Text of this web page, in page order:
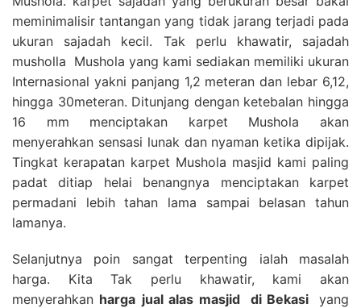
meminimalisir tantangan yang tidak jarang terjadi pada
ukuran sajadah kecil. Tak perlu khawatir, sajadah
musholla Mushola yang kami sediakan memiliki ukuran
Internasional yakni panjang 1,2 meteran dan lebar 6,12,
hingga 30meteran. Ditunjang dengan ketebalan hingga
16 mm menciptakan karpet Mushola akan
menyerahkan sensasi lunak dan nyaman ketika dipijak.
Tingkat kerapatan karpet Mushola masjid kami paling
padat ditiap helai benangnya menciptakan karpet
permadani lebih tahan lama sampai belasan tahun
lamanya.
Selanjutnya poin sangat terpenting ialah masalah
harga. Kita Tak perlu khawatir, kami akan
menyerahkan harga jual alas masjid di Bekasiyang